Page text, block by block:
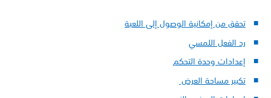
تحقق من إمكانية الوصول إلى اللعبة
رد الفعل اللمسي
إعدادات وحدة التحكم
تكبير مساحة العرض